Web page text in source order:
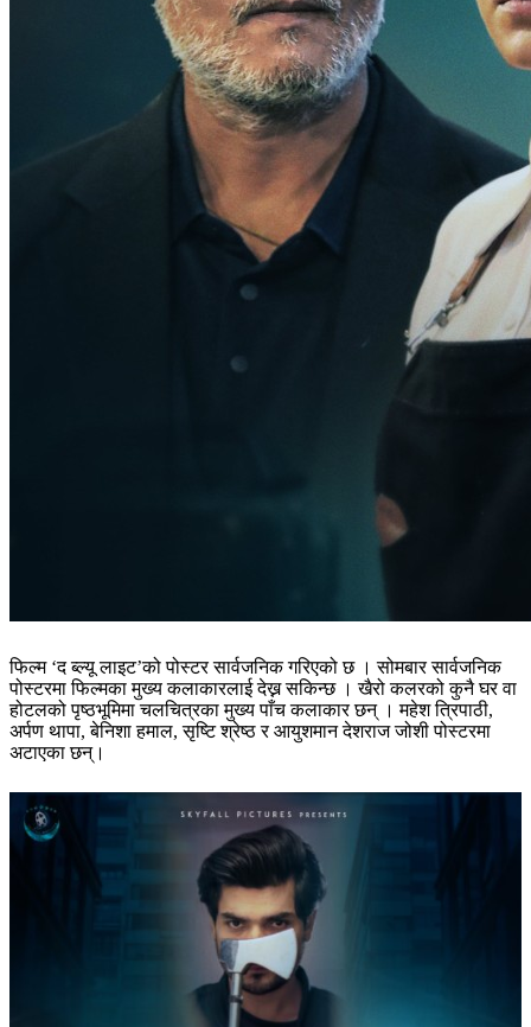
फिल्म ‘द ब्ल्यू लाइट’को पोस्टर सार्वजनिक गरिएको छ । सोमबार सार्वजनिक
पोस्टरमा फिल्मका मुख्य कलाकारलाई देख्न सकिन्छ । खैरो कलरको कुनै घर वा
होटलको पृष्ठभूमिमा चलचित्रका मुख्य पाँच कलाकार छन् । महेश त्रिपाठी,
अर्पण थापा, बेनिशा हमाल, सृष्टि श्रेष्ठ र आयुशमान देशराज जोशी पोस्टरमा
अटाएका छन्।